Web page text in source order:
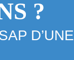
?
D’UNE